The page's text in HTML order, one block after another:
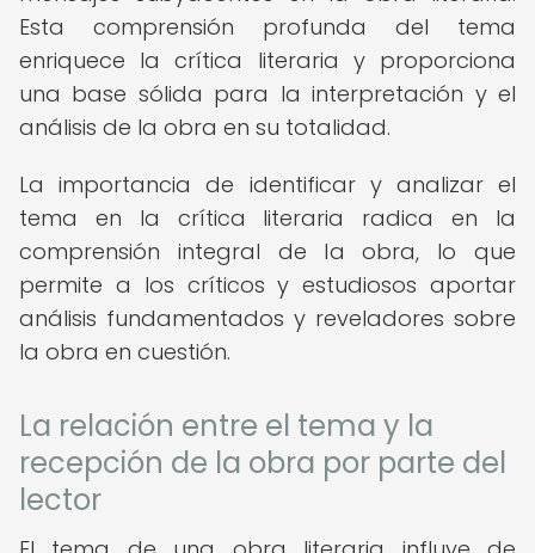
Esta comprensión profunda del tema
enriquece la crítica literaria y proporciona
una base sólida para la interpretación y el
análisis de la obra en su totalidad.
La importancia de identificar y analizar el
tema en la crítica literaria radica en la
comprensión integral de la obra, lo que
permite a los críticos y estudiosos aportar
análisis fundamentados y reveladores sobre
la obra en cuestión.
La relación entre el tema y la
recepción de la obra por parte del
lector